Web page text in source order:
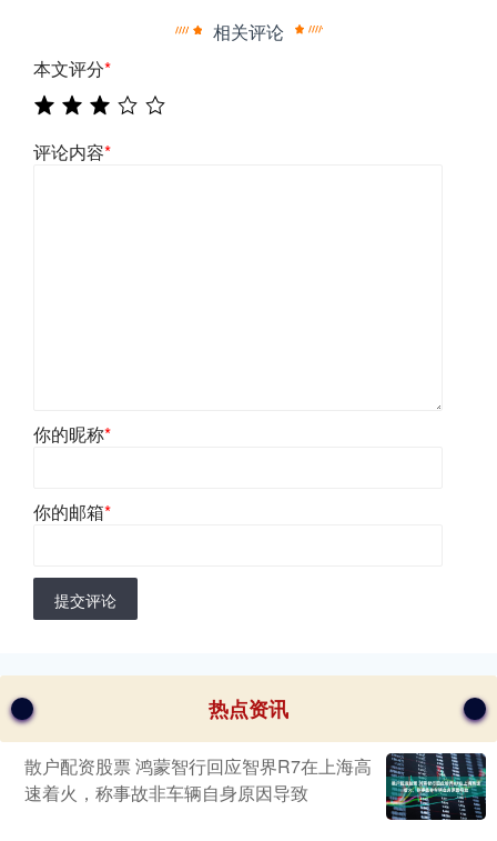
相关评论
本文评分*
评论内容*
你的昵称*
你的邮箱*
提交评论
热点资讯
散户配资股票 鸿蒙智行回应智界R7在上海高
速着火，称事故非车辆自身原因导致